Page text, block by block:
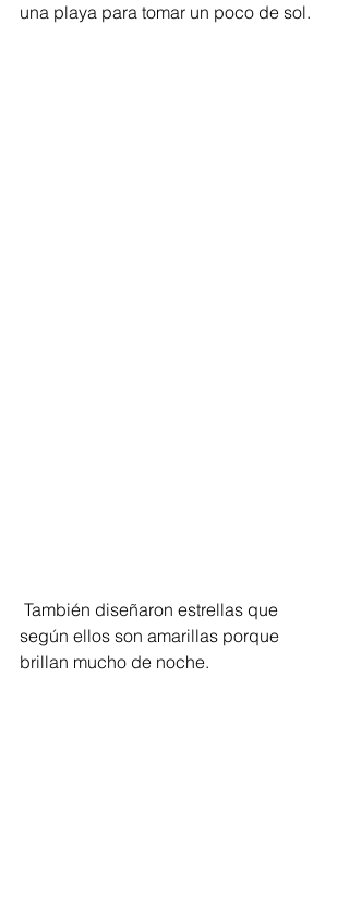
una playa para tomar un poco de sol.
según ellos son amarillas porque
brillan mucho de noche.